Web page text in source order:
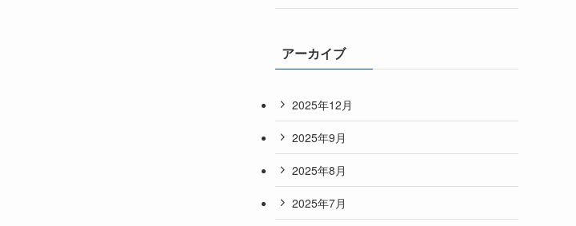
アーカイブ
2025年12月
2025年9月
2025年8月
2025年7月